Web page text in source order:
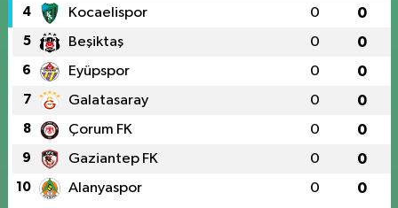
4 Kocaelispor 0 0
5 Beşiktaş 0 0
6 Eyüpspor 0 0
7 Galatasaray 0 0
8 Çorum FK 0 0
9 Gaziantep FK 0 0
10 Alanyaspor 0 0